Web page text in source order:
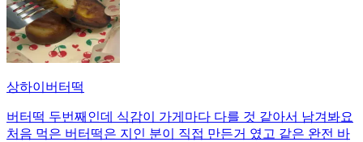
상하이버터떡
버터떡 두번째인데 식감이 가게마다 다를 것 같아서 남겨봐요
처음 먹은 버터떡은 지인 분이 직접 만든거 였고 같은 완전 바